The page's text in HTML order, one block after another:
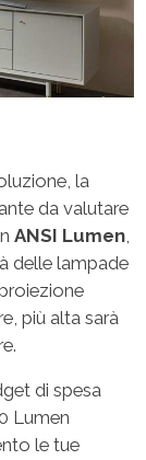
la
da valutare
ANSI Lumen,
delle lampade
più alta sarà
di spesa
Lumen
le tue